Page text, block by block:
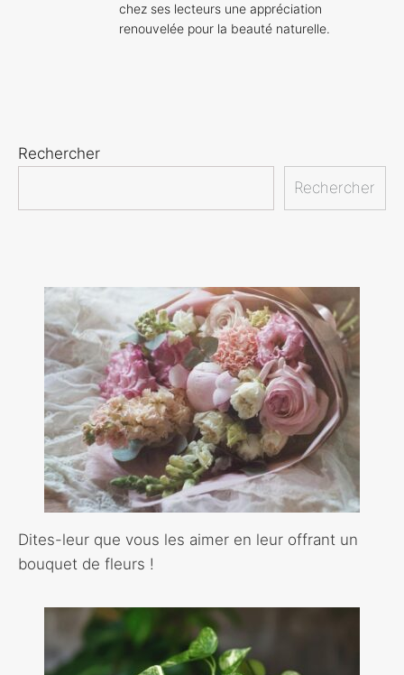
chez ses lecteurs une appréciation
renouvelée pour la beauté naturelle.
Rechercher
Rechercher
Dites-leur que vous les aimer en leur offrant un
bouquet de fleurs !